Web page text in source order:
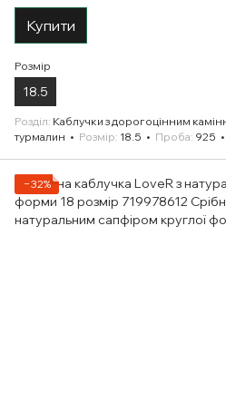
Купити
Розмір
18.5
Розділ Каблучки з дорогоцінним
турмалин
Розмір 18.5 Проба 925
−32%